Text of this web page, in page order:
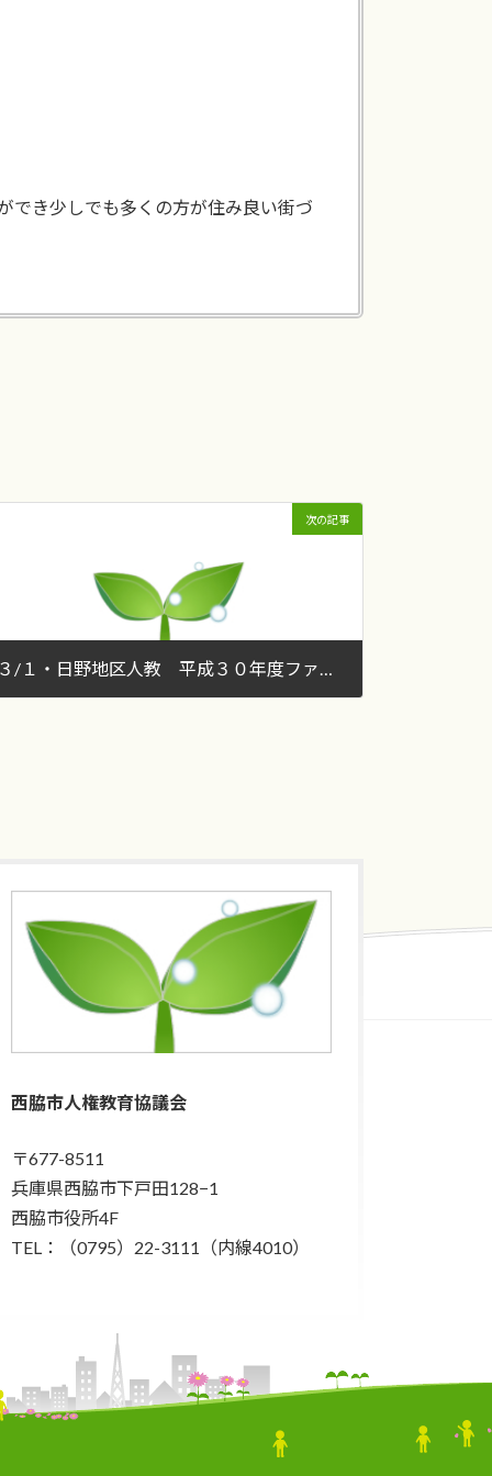
でき少しでも多くの方が住み良い街づ
次の記事
西脇市人権教育協議会
〒677-8511
兵庫県西脇市下戸田128−1
西脇市役所4F
TEL：（0795）22-3111（内線4010）